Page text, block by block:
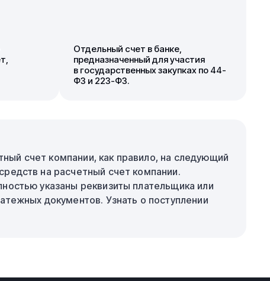
Отдельный счет в банке,
предназначенный для участия
в государственных закупках по 44-
ФЗ и 223-ФЗ.
счет компании, как правило, на следующий
на расчетный счет компании.
указаны реквизиты плательщика или
документов. Узнать о поступлении